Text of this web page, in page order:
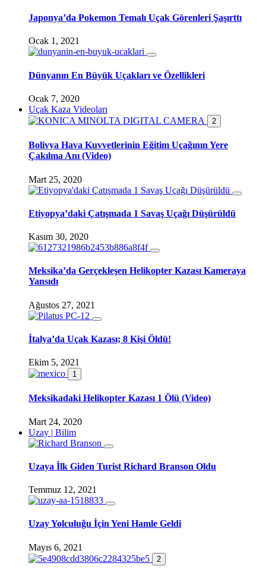
Japonya’da Pokemon Temalı Uçak Görenleri Şaşırttı
Ocak 1, 2021
Dünyanın En Büyük Uçakları ve Özellikleri
Ocak 7, 2020
Uçak Kaza Videoları
2
Bolivya Hava Kuvvetlerinin Eğitim Uçağının Yere
Çakılma Anı (Video)
Mart 25, 2020
Etiyopya’daki Çatışmada 1 Savaş Uçağı Düşürüldü
Kasım 30, 2020
Meksika’da Gerçekleşen Helikopter Kazası Kameraya
Yansıdı
Ağustos 27, 2021
İtalya’da Uçak Kazası; 8 Kişi Öldü!
Ekim 5, 2021
1
Meksikadaki Helikopter Kazası 1 Ölü (Video)
Mart 24, 2020
Uzay | Bilim
Uzaya İlk Giden Turist Richard Branson Oldu
Temmuz 12, 2021
Uzay Yolculuğu İçin Yeni Hamle Geldi
Mayıs 6, 2021
2